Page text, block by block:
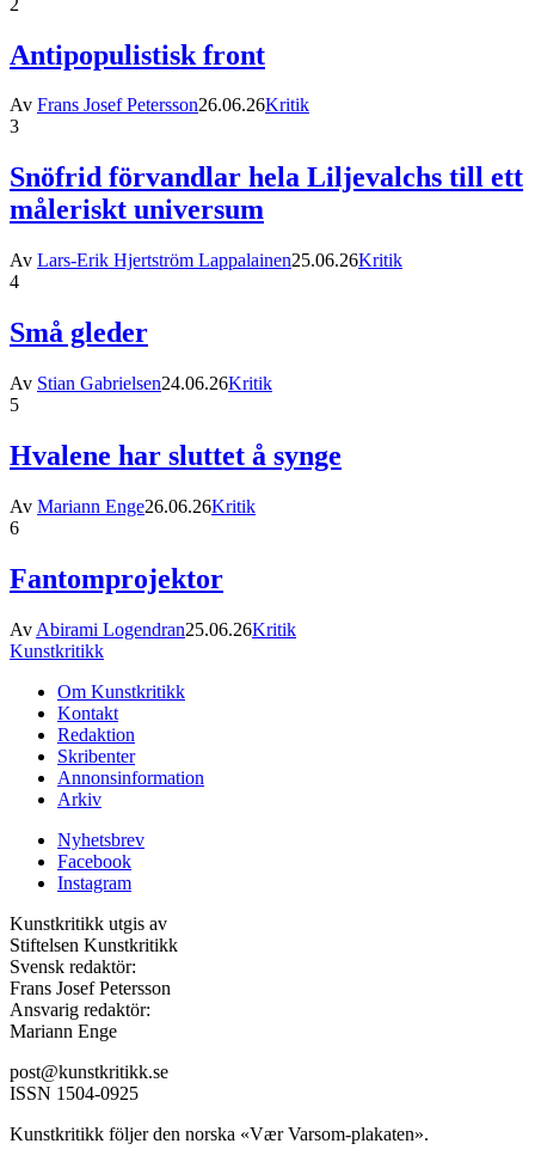
Antipopulistisk front
Av Frans Josef Petersson26.06.26Kritik
3
Snöfrid förvandlar hela Liljevalchs till ett
måleriskt universum
Av Lars-Erik Hjertström Lappalainen25.06.26Kritik
4
Små gleder
Av Stian Gabrielsen24.06.26Kritik
5
Hvalene har sluttet å synge
Av Mariann Enge26.06.26Kritik
6
Fantomprojektor
Av Abirami Logendran25.06.26Kritik
Kunstkritikk
Om Kunstkritikk
Kontakt
Redaktion
Skribenter
Annonsinformation
Arkiv
Nyhetsbrev
Facebook
Instagram
Kunstkritikk utgis av
Stiftelsen Kunstkritikk
Svensk redaktör:
Frans Josef Petersson
Ansvarig redaktör:
Mariann Enge
post@kunstkritikk.se
ISSN 1504-0925
Kunstkritikk följer den norska «Vær Varsom-plakaten».